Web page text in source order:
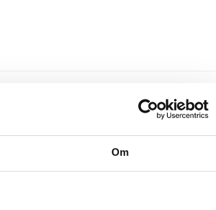
Om
Vinkkejä sinulle